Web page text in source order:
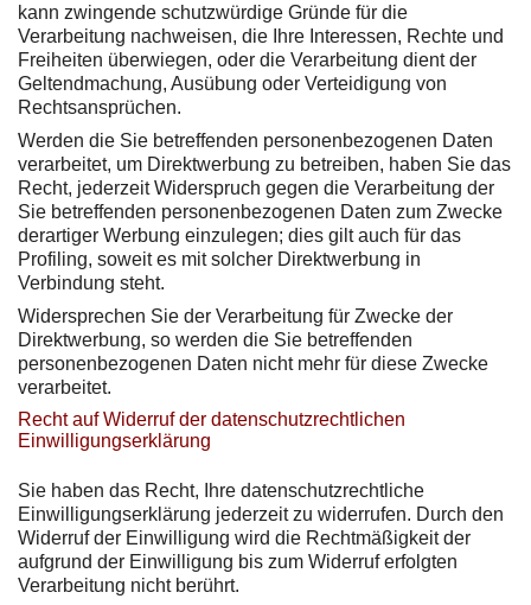
kann zwingende schutzwürdige Gründe für die
Verarbeitung nachweisen, die Ihre Interessen, Rechte und
Freiheiten überwiegen, oder die Verarbeitung dient der
Geltendmachung, Ausübung oder Verteidigung von
Rechtsansprüchen.
Werden die Sie betreffenden personenbezogenen Daten
verarbeitet, um Direktwerbung zu betreiben, haben Sie das
Recht, jederzeit Widerspruch gegen die Verarbeitung der
Sie betreffenden personenbezogenen Daten zum Zwecke
derartiger Werbung einzulegen; dies gilt auch für das
Profiling, soweit es mit solcher Direktwerbung in
Verbindung steht.
Widersprechen Sie der Verarbeitung für Zwecke der
Direktwerbung, so werden die Sie betreffenden
personenbezogenen Daten nicht mehr für diese Zwecke
verarbeitet.
Recht auf Widerruf der datenschutzrechtlichen
Einwilligungserklärung
Sie haben das Recht, Ihre datenschutzrechtliche
Einwilligungserklärung jederzeit zu widerrufen. Durch den
Widerruf der Einwilligung wird die Rechtmäßigkeit der
aufgrund der Einwilligung bis zum Widerruf erfolgten
Verarbeitung nicht berührt.